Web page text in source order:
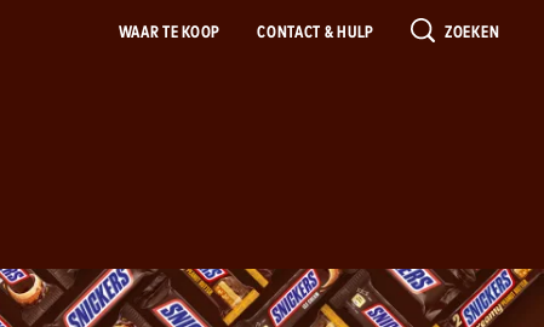
WAAR TE KOOP CONTACT & HULP ZOEKEN